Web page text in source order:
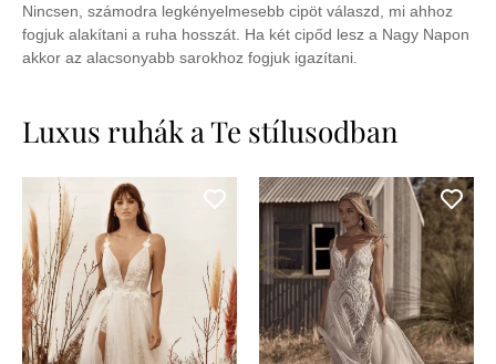
Nincsen, számodra legkényelmesebb cipöt válaszd, mi ahhoz
fogjuk alakítani a ruha hosszát. Ha két cipőd lesz a Nagy Napon
akkor az alacsonyabb sarokhoz fogjuk igazítani.
Luxus ruhák a Te stílusodban